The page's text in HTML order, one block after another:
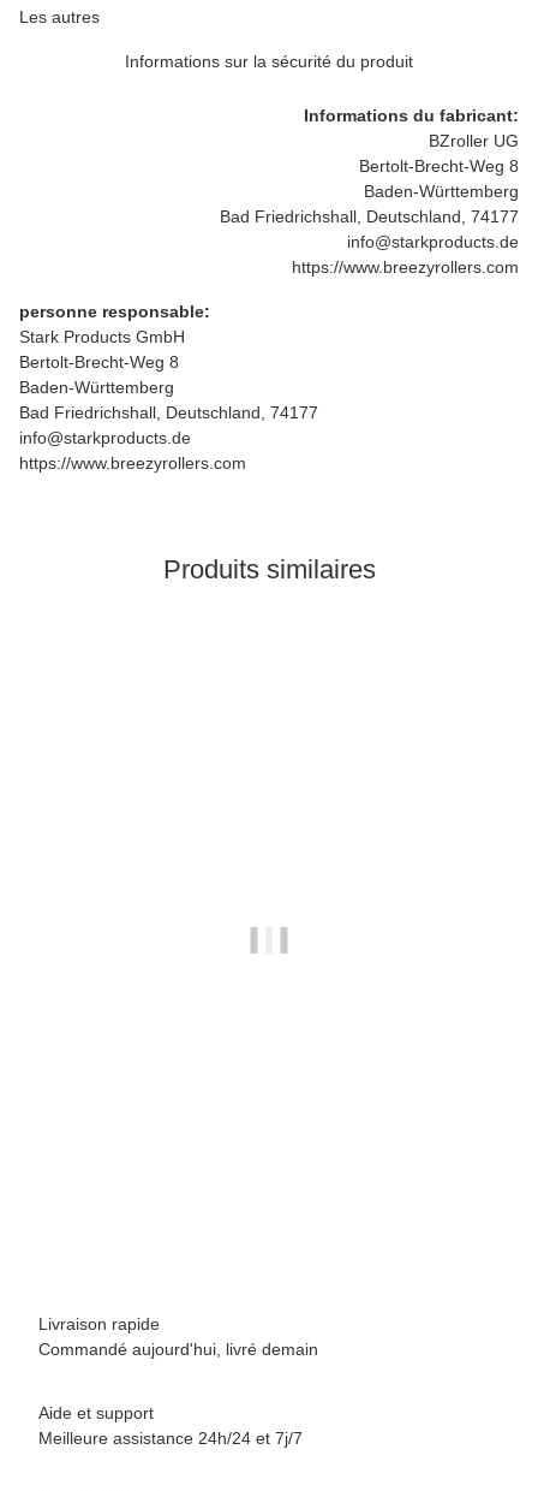
Les autres
Informations sur la sécurité du produit
Informations du fabricant:
BZroller UG
Bertolt-Brecht-Weg 8
Baden-Württemberg
Bad Friedrichshall, Deutschland, 74177
info@starkproducts.de
https://www.breezyrollers.com
personne responsable:
Stark Products GmbH
Bertolt-Brecht-Weg 8
Baden-Württemberg
Bad Friedrichshall, Deutschland, 74177
info@starkproducts.de
https://www.breezyrollers.com
Produits similaires
Livraison rapide
Commandé aujourd'hui, livré demain
Aide et support
Meilleure assistance 24h/24 et 7j/7